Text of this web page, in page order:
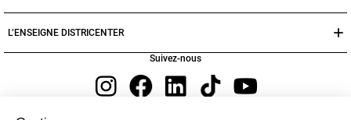
L’ENSEIGNE DISTRICENTER
Suivez-nous